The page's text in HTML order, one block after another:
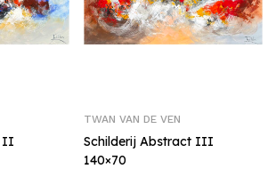
II
TWAN VAN DE VEN
Schilderij Abstract III
140×70